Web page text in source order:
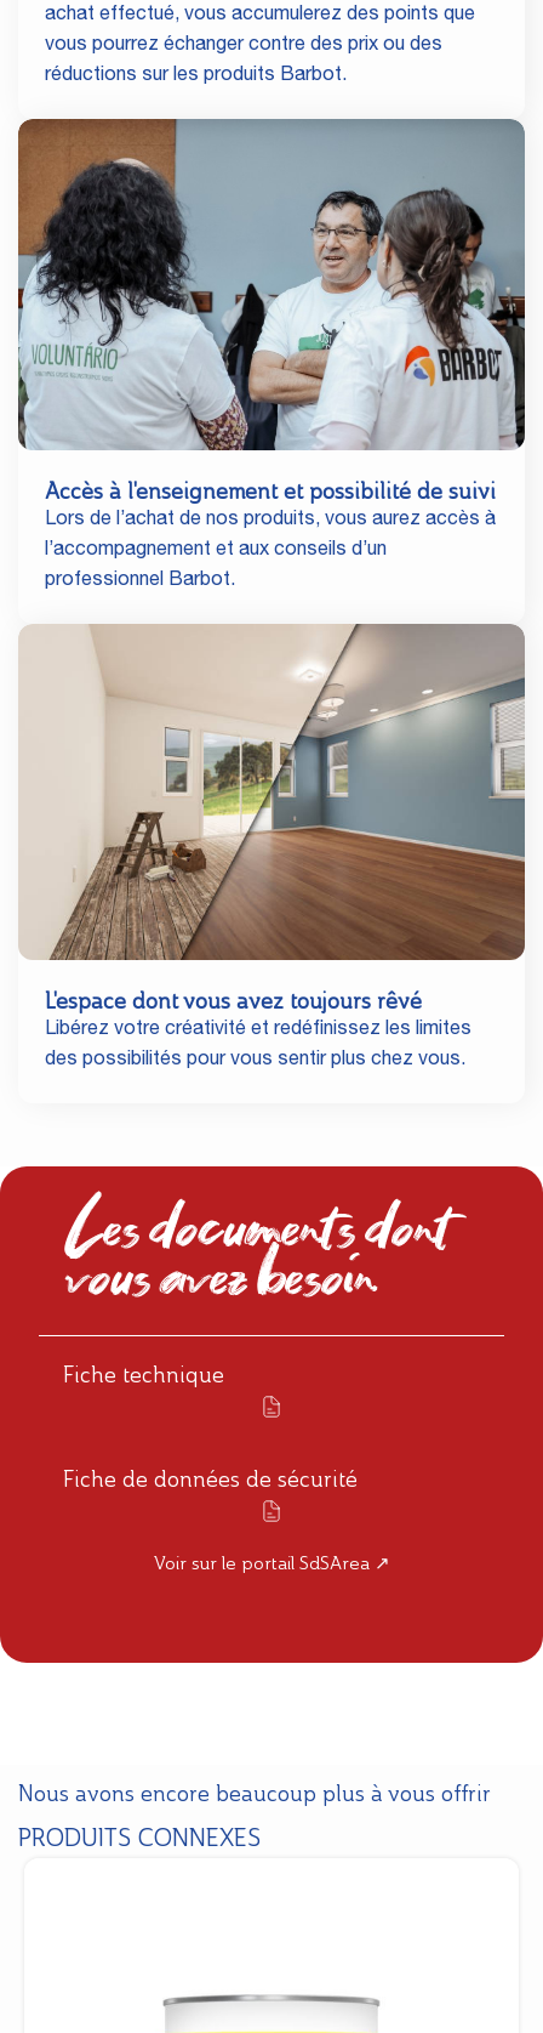
achat effectué, vous accumulerez des points que
vous pourrez échanger contre des prix ou des
réductions sur les produits Barbot.
Accès à l'enseignement et possibilité de suivi
Lors de l’achat de nos produits, vous aurez accès à
l’accompagnement et aux conseils d’un
professionnel Barbot.
L'espace dont vous avez toujours rêvé
Libérez votre créativité et redéfinissez les limites
des possibilités pour vous sentir plus chez vous.
Les documents dont
vous avez besoin
Fiche technique
Fiche de données de sécurité
Voir sur le portail SdSArea ↗
Nous avons encore beaucoup plus à vous offrir
PRODUITS CONNEXES